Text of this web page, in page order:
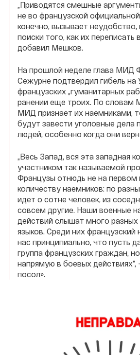
„Приводятся смешные
не во французской
конечно, вызывает
поиски того, как их переписать
добавил Мешков.
На прошлой неделе глава МИД
Сежурне подтвердил гибель на
французских „гуманитарных
ранении еще троих. По словам
МИД признает их наемниками,
будут завести уголовные дела
людей, особенно когда они
„Весь Запад, вся эта западная
участником так называемой
Французы отнюдь не на первом
количеству наемников: по
идет о сотне человек, из
совсем другие. Наши военные
действий слышат много разных
языков. Среди них французский
нас принципиально, что пусть
группа французских граждан,
напрямую в боевых действиях”,
посол».